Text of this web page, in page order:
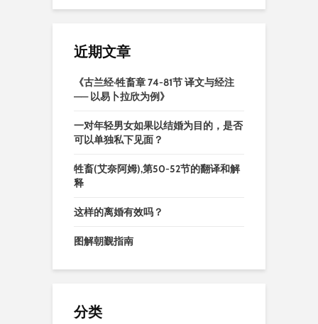
近期文章
《古兰经·牲畜章 74-81节 译文与经注
—— 以易卜拉欣为例》
一对年轻男女如果以结婚为目的，是否
可以单独私下见面？
牲畜(艾奈阿姆),第50-52节的翻译和解
释
这样的离婚有效吗？
图解朝觐指南
分类